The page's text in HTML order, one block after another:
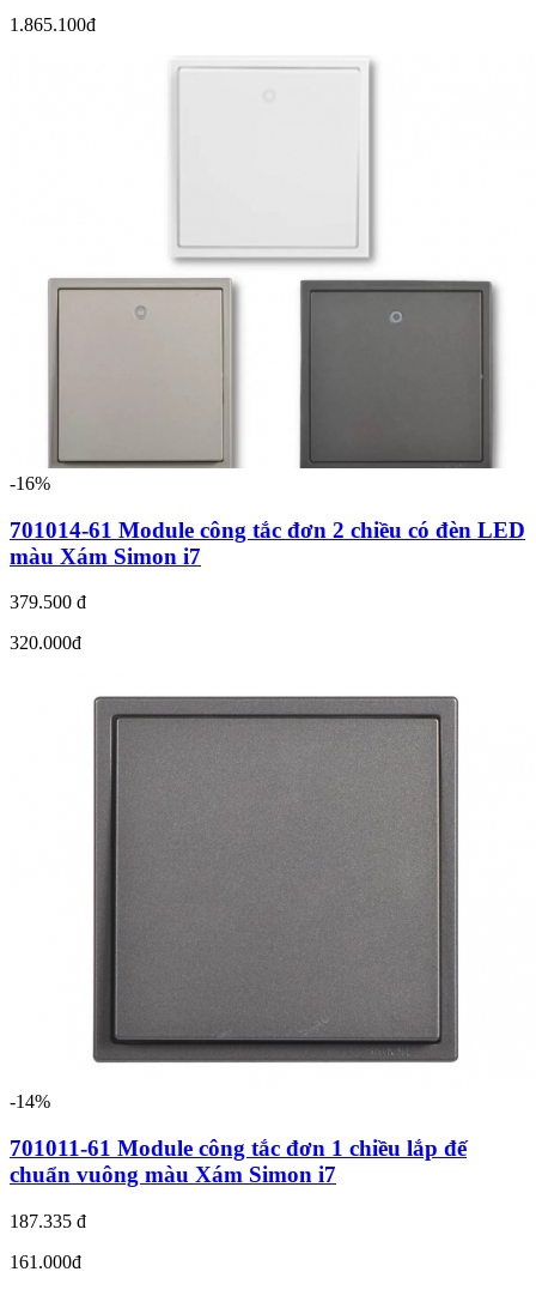
1.865.100đ
-16%
701014-61 Module công tắc đơn 2 chiều có đèn LED
màu Xám Simon i7
379.500 đ
320.000đ
-14%
701011-61 Module công tắc đơn 1 chiều lắp đế
chuẩn vuông màu Xám Simon i7
187.335 đ
161.000đ